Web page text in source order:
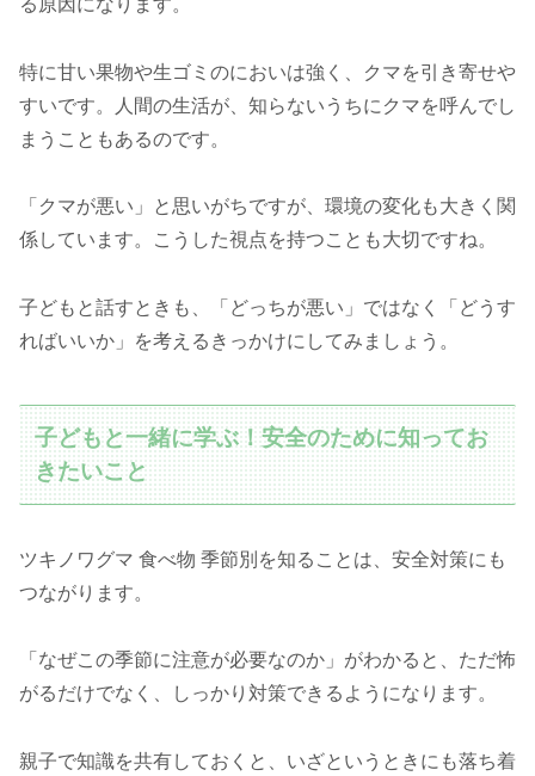
特に甘い果物や生ゴミのにおいは強く、クマを引き寄せや
すいです。人間の生活が、知らないうちにクマを呼んでし
まうこともあるのです。
「クマが悪い」と思いがちですが、環境の変化も大きく関
係しています。こうした視点を持つことも大切ですね。
子どもと話すときも、「どっちが悪い」ではなく「どうす
ればいいか」を考えるきっかけにしてみましょう。
子どもと一緒に学ぶ！安全のために知ってお
きたいこと
ツキノワグマ 食べ物 季節別を知ることは、安全対策にも
つながります。
「なぜこの季節に注意が必要なのか」がわかると、ただ怖
がるだけでなく、しっかり対策できるようになります。
親子で知識を共有しておくと、いざというときにも落ち着